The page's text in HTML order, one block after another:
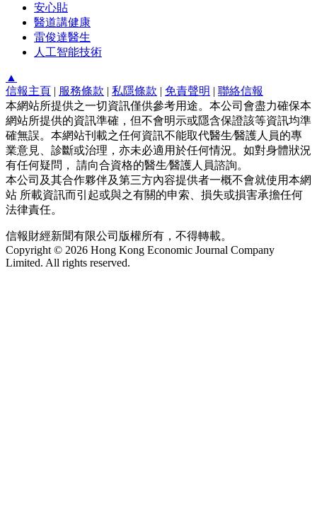
安心貼
醫道講健康
雷俊達醫生
人工智能技術
▲
信報主頁 | 服務條款 | 私隱條款 | 免責聲明 | 聯絡信報
本網站所提供之一切資訊僅供參考用途。本公司會盡力確保本
網站所提供的資訊準確，但不會明示或隱含保證該等資訊均準
確無誤。本網站刊載之任何資訊不能取代醫生∕醫護人員的專
業意見、診斷或治理，亦未必適用於任何情況。如對身體狀況
有任何疑問， 請向合資格的醫生∕醫護人員諮詢。
本公司及其合作夥伴及第三方內容提供者一概不會就使用本網
站 所載資訊而引起或與之有關的申索、損失或損害承擔任何
法律責任。
信報財經新聞有限公司版權所有，不得轉載。
Copyright © 2026 Hong Kong Economic Journal Company
Limited. All rights reserved.